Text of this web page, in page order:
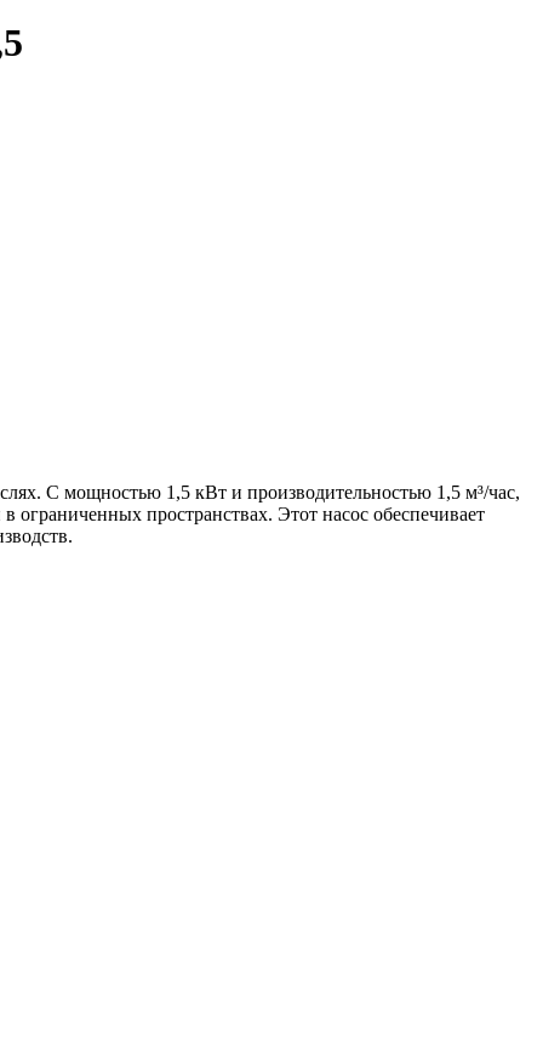
С мощностью 1,5 кВт и производительностью 1,5 м³/час,
ограниченных пространствах. Этот насос обеспечивает